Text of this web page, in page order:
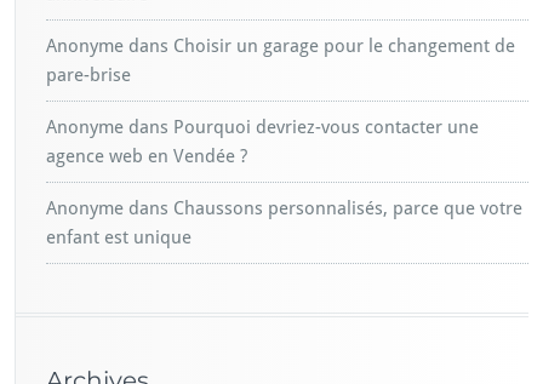
Anonyme dans Choisir un garage pour le changement de
pare-brise
Anonyme dans Pourquoi devriez-vous contacter une
agence web en Vendée ?
Anonyme dans Chaussons personnalisés, parce que votre
enfant est unique